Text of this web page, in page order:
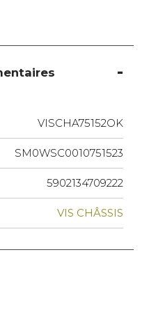
VISCHA75152OK
SM0WSC0010751523
5902134709222
VIS CHÂSSIS